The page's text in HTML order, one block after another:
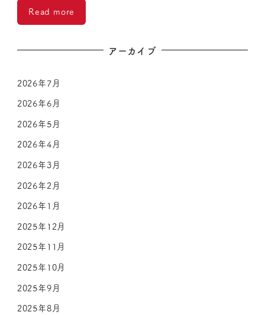
Read more
アーカイブ
2026年7月
2026年6月
2026年5月
2026年4月
2026年3月
2026年2月
2026年1月
2025年12月
2025年11月
2025年10月
2025年9月
2025年8月